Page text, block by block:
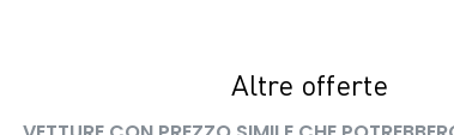
Altre offerte